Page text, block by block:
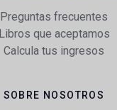
Preguntas frecuentes
Libros que aceptamos
Calcula tus ingresos
SOBRE NOSOTROS